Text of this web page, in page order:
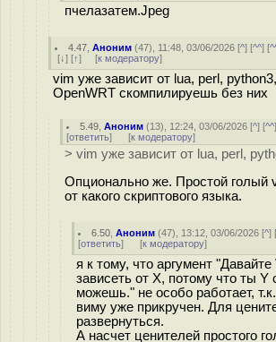
пчелазатем.Jpeg
4.47 ,Аноним (47), 11:48, 03/06/2026 [^] [^^] [
[↓] [↑] [к модератору]
vim уже зависит от lua, perl,
OpenWRT скомпилируешь без них
5.49 ,Аноним (13), 12:24, 03/06/2026 [^] [^^
[ответить] [к модератору]
> vim уже зависит от lua, perl,
Опционально же. Простой голый
от какого скриптового языка.
6.50 ,Аноним (47), 13:12, 03/06/2026 [^]
[ответить] [к модератору]
я к тому, что аргумент
зависеть от X, потому что ты Y
можешь." не особо работает,
виму уже прикручен. Для
развернуться.
А насчет ценителей простого